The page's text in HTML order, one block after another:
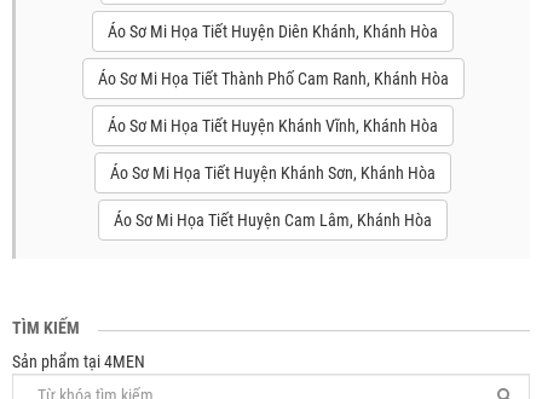
Áo Sơ Mi Họa Tiết Huyện Diên Khánh, Khánh Hòa
Áo Sơ Mi Họa Tiết Thành Phố Cam Ranh, Khánh Hòa
Áo Sơ Mi Họa Tiết Huyện Khánh Vĩnh, Khánh Hòa
Áo Sơ Mi Họa Tiết Huyện Khánh Sơn, Khánh Hòa
Áo Sơ Mi Họa Tiết Huyện Cam Lâm, Khánh Hòa
TÌM KIẾM
Sản phẩm tại 4MEN